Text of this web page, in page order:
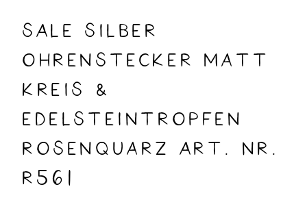
SALE Silber
Ohrenstecker matt
Kreis &
Edelsteintropfen
Rosenquarz Art. Nr.
r561